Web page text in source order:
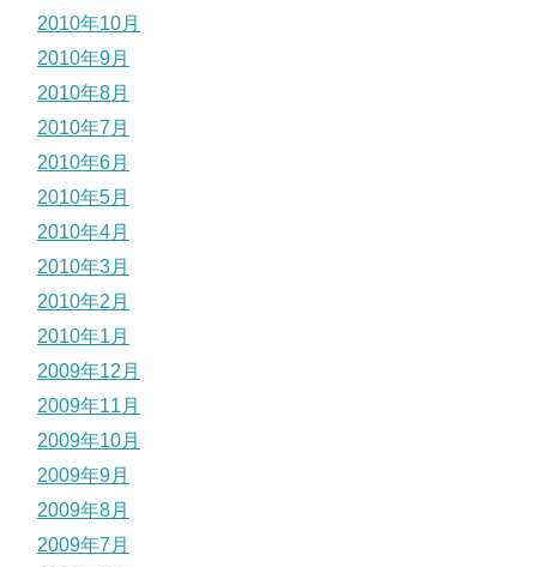
2010年10月
2010年9月
2010年8月
2010年7月
2010年6月
2010年5月
2010年4月
2010年3月
2010年2月
2010年1月
2009年12月
2009年11月
2009年10月
2009年9月
2009年8月
2009年7月